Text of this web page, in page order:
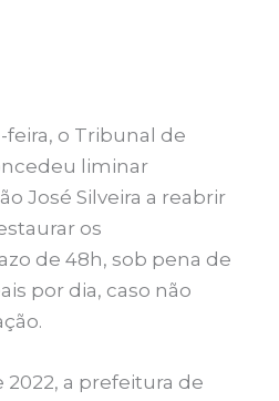
o Tribunal de
liminar
José Silveira a reabrir
os
de 48h, sob pena de
por dia, caso não
a prefeitura de